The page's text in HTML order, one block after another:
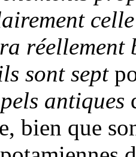
sont sept
antiques
bien que